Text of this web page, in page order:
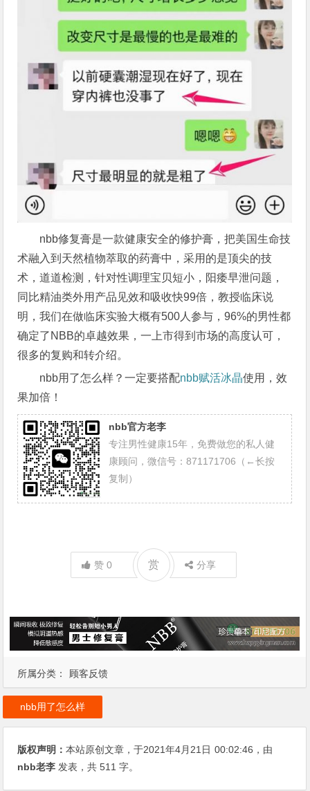
nbb修复膏是一款健康安全的修护膏，把美国生命技
术融入到天然植物萃取的药膏中，采用的是顶尖的技
术，道道检测，针对性调理宝贝短小，阳痿早泄问题，
同比精油类外用产品见效和吸收快99倍，教授临床说
明，我们在做临床实验大概有500人参与，96%的男性都
确定了NBB的卓越效果，一上市得到市场的高度认可，
很多的复购和转介绍。
nbb用了怎么样？一定要搭配nbb赋活冰晶使用，效
果加倍！
nbb官方老李
专注男性健康15年，免费做您的私人健
康顾问，微信号：871171706（←长按
复制）
赞0 赏 分享
所属分类： 顾客反馈
nbb用了怎么样
版权声明：本站原创文章，于2021年4月21日 00:02:46 ，由
nbb老李 发表，共 511 字。